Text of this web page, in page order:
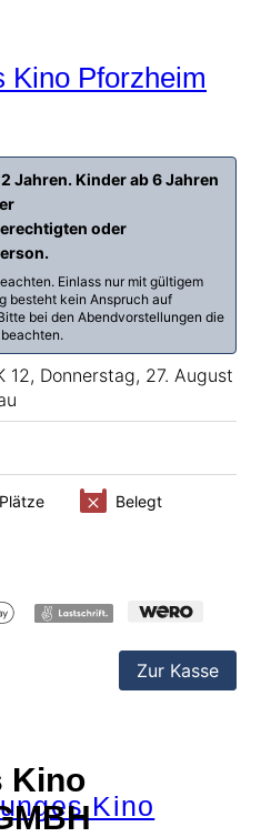
Monat
Filmreihen
Kino
Kino